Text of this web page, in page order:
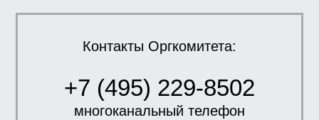
Контакты Оргкомитета:
+7 (495) 229-8502
многоканальный телефон